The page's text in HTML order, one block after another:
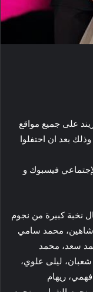
على جميع مواقع
بعد ان احتفلوا
فيسبوك و
نخبة كبيرة من نجوم
شاهين، محمد سامي
سعد، محمد
ليلى علوي،
ريهام